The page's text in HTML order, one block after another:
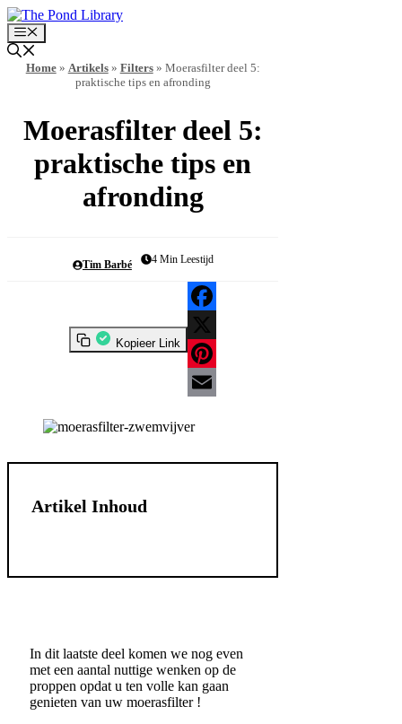
Ga
naar
de
inhoud
Menu
Home » Artikels » Filters » Moerasfilter deel 5:
praktische tips en afronding
Moerasfilter deel 5:
praktische tips en
afronding
Tim Barbé 4 Min Leestijd
Kopieer Link
Facebook
X
Pinterest
Artikel Inhoud
In dit laatste deel komen we nog even
met een aantal nuttige wenken op de
proppen opdat u ten volle kan gaan
genieten van uw moerasfilter !